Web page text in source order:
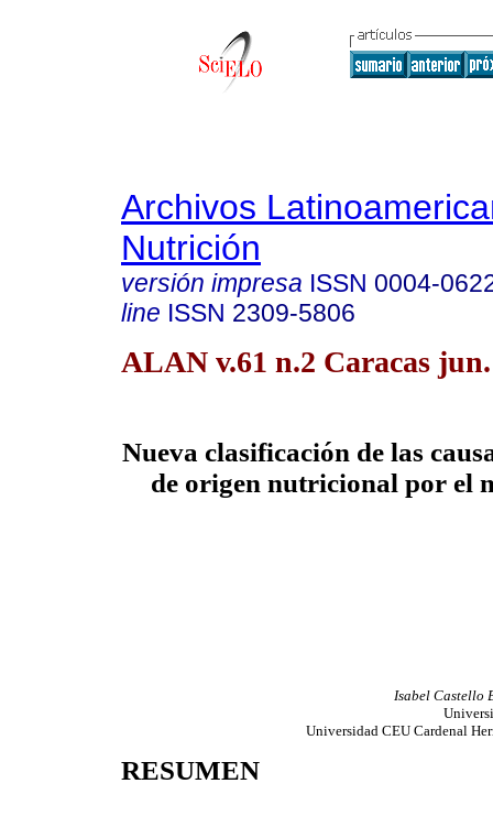
Archivos
Nutrición
versión impresa ISSN 0004-
line ISSN 2309-5806
ALAN v.61 n.2 Caracas jun.
Nueva clasificación de las
de origen nutricional por el
Isabel Castello
Universidad CEU Cardenal
RESUMEN